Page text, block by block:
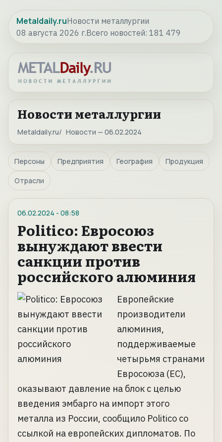
Metaldaily.ruНовости металлургии
08 августа 2026 г.Всего новостей: 181 479
Новости металлургии
Metaldaily.ru Новости — 06.02.2024
Персоны Предприятия География Продукция
Отрасли
06.02.2024 - 08:58
Politico: Евросоюз
вынуждают ввести
санкции против
российского алюминия
Европейские
производители
алюминия,
поддерживаемые
четырьмя странами
Евросоюза (ЕС),
оказывают давление на блок с целью
введения эмбарго на импорт этого
металла из России, сообщило Politico со
ссылкой на европейских дипломатов. По